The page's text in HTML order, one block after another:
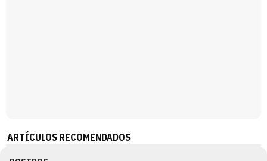
ARTÍCULOS RECOMENDADOS